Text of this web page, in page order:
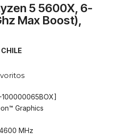
5 5600X, 6-
Max Boost),
Graphics
MHz